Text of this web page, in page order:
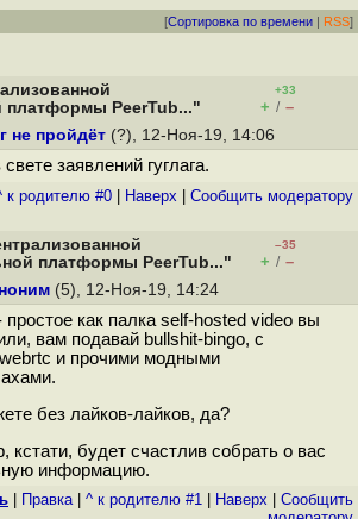
[Сортировка по времени | RSS]
платформы PeerTub..."
+33
+ / –
не пройдёт (?), 12-Ноя-19, 14:06
заявлений гуглага.
к родителю #0 Наверх Cообщить модератору
платформы PeerTub..."
–35
+ / –
(5), 12-Ноя-19, 14:24
простое как палка self-hosted video вы
вам подавай bullshit-bingo, с
и прочими модными
без лайков-лайков, да?
кстати, будет счастлив собрать о вас
информацию.
Правка| ^ к родителю #1 Наверх
Cообщить